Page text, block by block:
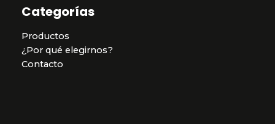
Categorías
Productos
¿Por qué elegirnos?
Contacto